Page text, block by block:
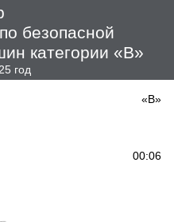
безопасной
категории «B»
год
«B»
00:06